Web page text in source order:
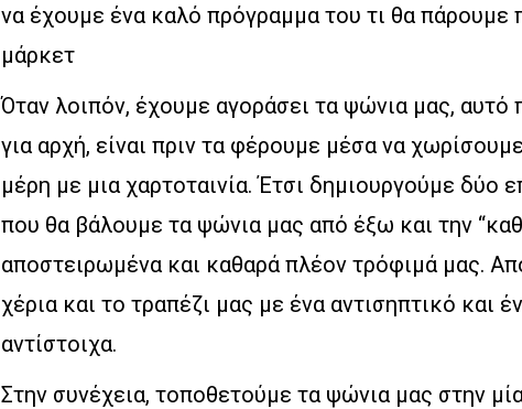
να έχουμε ένα καλό πρόγραμμα του τι θα πάρουμε
μάρκετ
Όταν λοιπόν, έχουμε αγοράσει τα ψώνια μας, αυτό
για αρχή, είναι πριν τα φέρουμε μέσα να
μέρη με μια χαρτοταινία. Έτσι δημιουργούμε δύο
που θα βάλουμε τα ψώνια μας από έξω και την
αποστειρωμένα και καθαρά πλέον τρόφιμά μας.
χέρια και το τραπέζι μας με ένα αντισηπτικό και
αντίστοιχα.
Στην συνέχεια, τοποθετούμε τα ψώνια μας στην